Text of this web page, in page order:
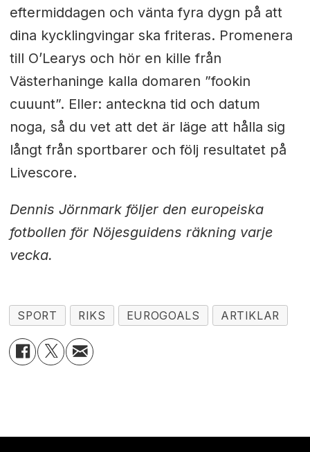
eftermiddagen och vänta fyra dygn på att
dina kycklingvingar ska friteras. Promenera
till O’Learys och hör en kille från
Västerhaninge kalla domaren ”fookin
cuuunt”. Eller: anteckna tid och datum
noga, så du vet att det är läge att hålla sig
långt från sportbarer och följ resultatet på
Livescore.
Dennis Jörnmark följer den europeiska
fotbollen för Nöjesguidens räkning varje
vecka.
SPORT RIKS EUROGOALS ARTIKLAR